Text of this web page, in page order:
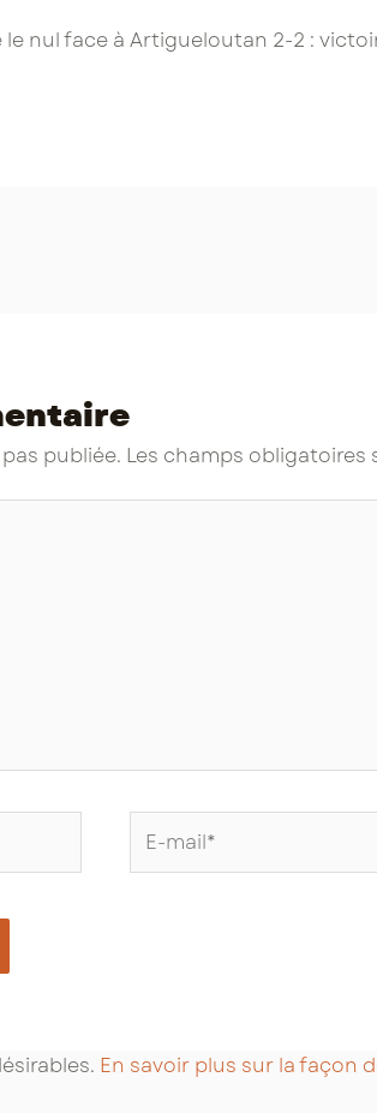
nul face à Artigueloutan 2-2 :
publiée. Les champs obligatoires
mail*
En savoir plus sur la façon